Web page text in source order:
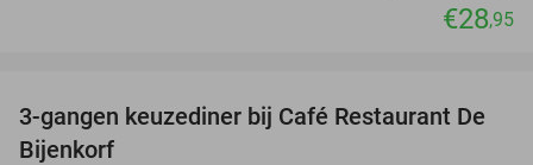
€28,95
30%
3-gangen keuzediner bij Café Restaurant De
Bijenkorf